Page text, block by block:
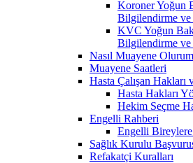
Koroner Yoğun
Bilgilendirme ve
KVC Yoğun
Bilgilendirme ve
Nasıl Muayene
Muayene Saatleri
Hasta Çalışan Hakları
Hasta Hakları
Hekim Seçme
Engelli Rahberi
Engelli
Sağlık Kurulu
Refakatçi Kuralları